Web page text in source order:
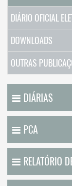
DIÁRIO OFICIAL
DOWNLOADS
OUTRAS
DIÁRIAS
PCA
RELATÓRIO